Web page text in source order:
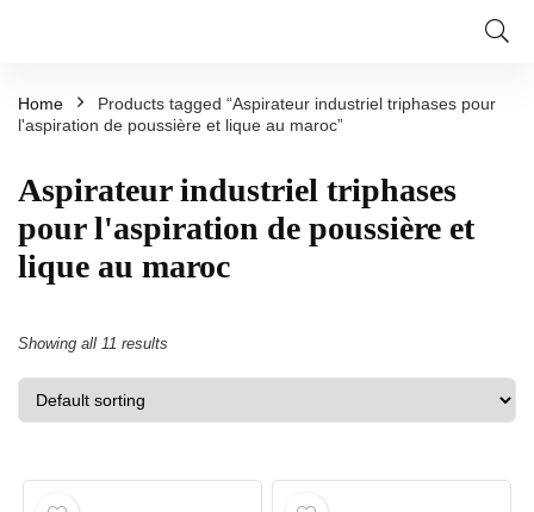
Home
Products tagged “Aspirateur industriel triphases pour
l'aspiration de poussière et lique au maroc”
Aspirateur industriel triphases
pour l'aspiration de poussière et
lique au maroc
Showing all 11 results